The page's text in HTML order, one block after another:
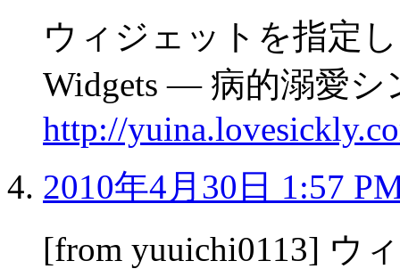
ウィジェットを指定
Widgets — 病的溺愛シ
http://
2010年4月30日 1:57
[from yuuichi0113] ウ